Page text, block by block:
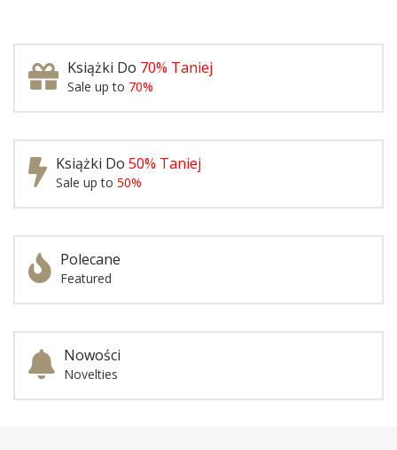
Książki Do 70% Taniej
Sale up to 70%
Książki Do 50% Taniej
Sale up to 50%
Polecane
Featured
Nowości
Novelties